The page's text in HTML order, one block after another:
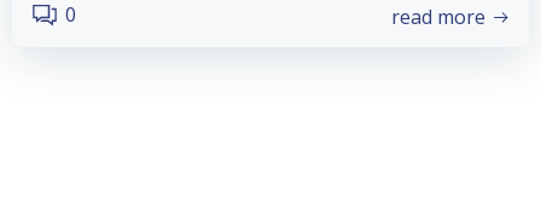
0 read more